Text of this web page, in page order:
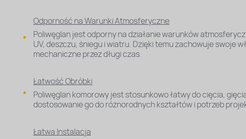
Odporność na Warunki Atmosferyczne
Poliwęglan jest odporny na działanie warunków
UV, deszczu, śniegu i wiatru. Dzięki temu zachowuje swoje
mechaniczne przez długi czas.
Łatwość Obróbki
Poliwęglan komorowy jest stosunkowo łatwy do cięcia,
dostosowanie go do różnorodnych kształtów i potrzeb
Łatwa Instalacja